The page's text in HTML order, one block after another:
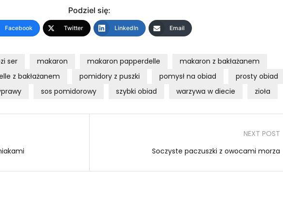
Podziel się:
Facebook Twitter LinkedIn Email
ser makaron makaron papperdelle
makaron z bakłażanem
z bakłażanem pomidory z puszki pomysł na obiad
prosty obiad
sos pomidorowy szybki obiad warzywa w diecie zioła
NEXT POST
Soczyste paczuszki z owocami morza